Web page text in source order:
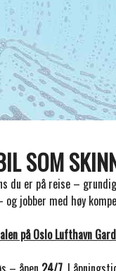
SOM
du er på reise –
og jobber med høy
på Oslo Lufthavn